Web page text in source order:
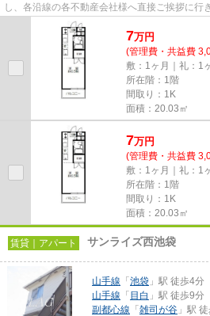
し、各沿線の各不動産会社様へ直接ご挨拶に行
しております！最新の情報は...
7万円
(管理費・共益費
敷：1ヶ月｜礼：1
所在階：1階
間取り：1K
面積：20.03㎡
7万円
(管理費・共益費
敷：1ヶ月｜礼：1
所在階：1階
間取り：1K
面積：20.03㎡
賃貸｜アパート サンライズ西池袋
山手線 「 池袋 」駅 徒歩4分
山手線 「 目白 」駅 徒歩9分
副都心線 「 雑司が谷 」駅